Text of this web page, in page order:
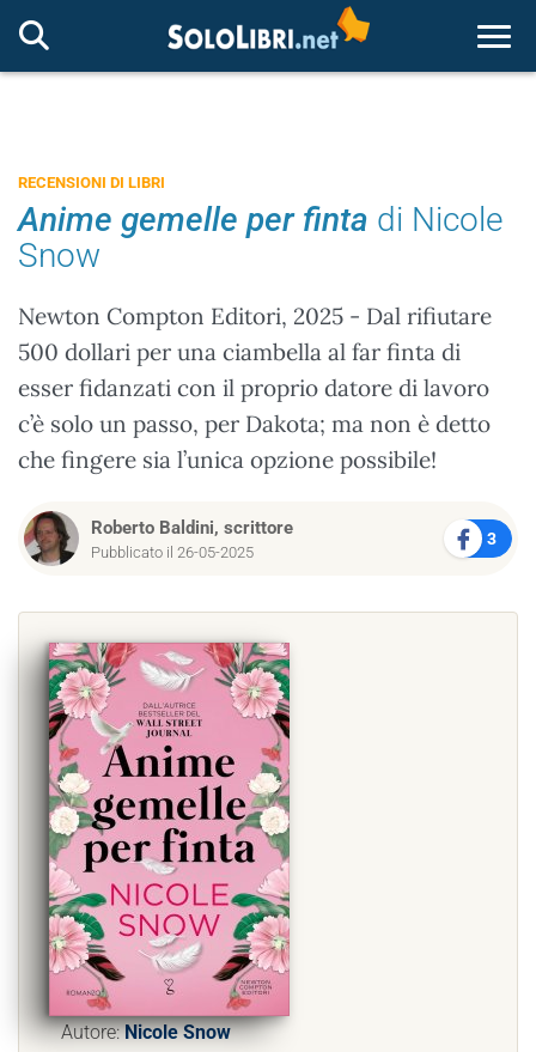
RECENSIONI DI LIBRI
Anime gemelle per finta di Nicole
Snow
Newton Compton Editori, 2025 - Dal rifiutare
500 dollari per una ciambella al far finta di
esser fidanzati con il proprio datore di lavoro
c’è solo un passo, per Dakota; ma non è detto
che fingere sia l’unica opzione possibile!
Roberto Baldini, scrittore
Pubblicato il 26-05-2025
3
Autore:Nicole Snow